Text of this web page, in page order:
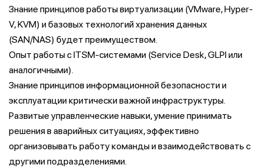
Знание принципов работы виртуализации (VMware, Hyper-
V, KVM) и базовых технологий хранения данных
(SAN/NAS) будет преимуществом.
Опыт работы с ITSM-системами (Service Desk, GLPI или
аналогичными).
Знание принципов информационной безопасности и
эксплуатации критически важной инфраструктуры.
Развитые управленческие навыки, умение принимать
решения в аварийных ситуациях, эффективно
организовывать работу команды и взаимодействовать с
другими подразделениями.